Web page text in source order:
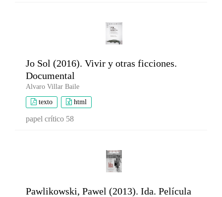
Jo Sol (2016). Vivir y otras ficciones.
Documental
Alvaro Villar Baile
texto html
papel crítico 58
Pawlikowski, Pawel (2013). Ida. Película